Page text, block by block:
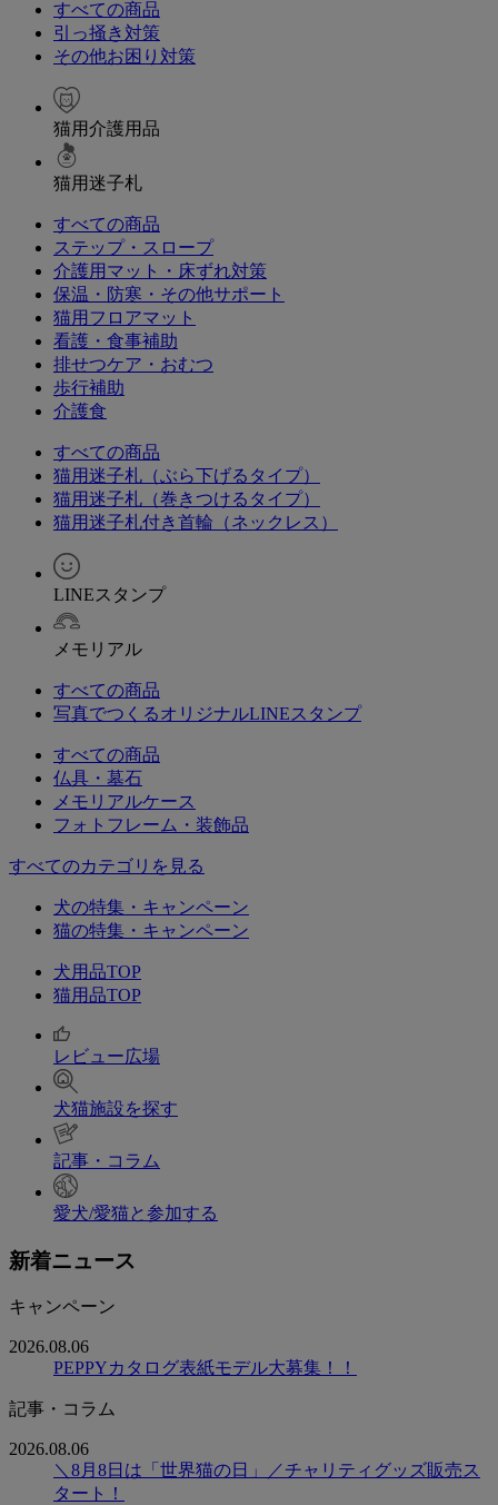
すべての商品
引っ掻き対策
その他お困り対策
猫用介護用品
猫用迷子札
すべての商品
ステップ・スロープ
介護用マット・床ずれ対策
保温・防寒・その他サポート
猫用フロアマット
看護・食事補助
排せつケア・おむつ
歩行補助
介護食
すべての商品
猫用迷子札（ぶら下げるタイプ）
猫用迷子札（巻きつけるタイプ）
猫用迷子札付き首輪（ネックレス）
LINEスタンプ
メモリアル
すべての商品
写真でつくるオリジナルLINEスタンプ
すべての商品
仏具・墓石
メモリアルケース
フォトフレーム・装飾品
すべてのカテゴリを見る
犬の特集・キャンペーン
猫の特集・キャンペーン
犬用品TOP
猫用品TOP
レビュー広場
犬猫施設を探す
記事・コラム
愛犬/愛猫と参加する
新着ニュース
キャンペーン
2026.08.06
PEPPYカタログ表紙モデル大募集！！
記事・コラム
2026.08.06
＼8月8日は「世界猫の日」／チャリティグッズ販売ス
タート！